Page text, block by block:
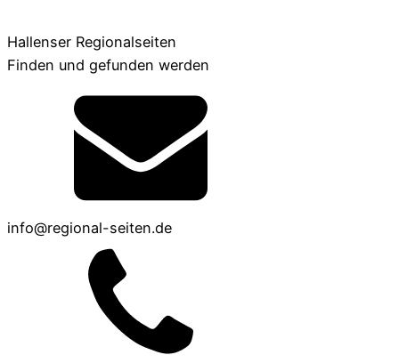
Hallenser Regionalseiten
Finden und gefunden werden
info@regional-seiten.de